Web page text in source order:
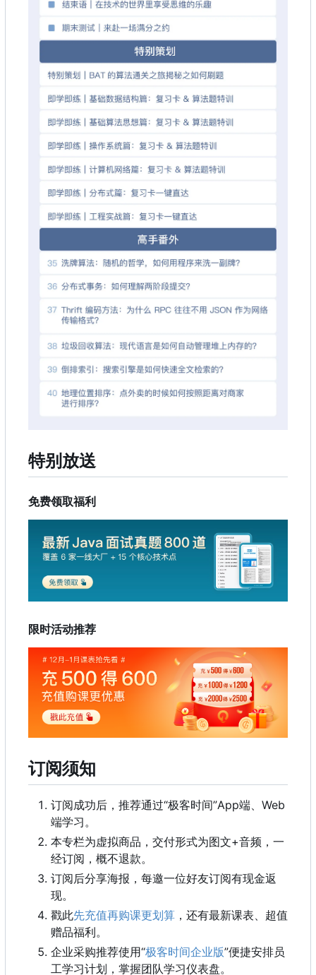
特别放送
免费领取福利
限时活动推荐
订阅须知
订阅成功后 ， 推荐通过“极客时间”App端、Web
端学习。
本专栏为虚拟商品，交付形式为图文+音频，一
经订阅，概不退款。
订阅后分享海报，每邀一位好友订阅有现金返
现。
戳此先充值再购课更划算 ，还有最新课表、超值
赠品福利。
企业采购推荐使用“极客时间企业版”便捷安排员
工学习计划，掌握团队学习仪表盘。